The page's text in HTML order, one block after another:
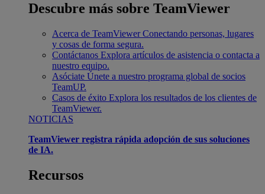
Descubre más sobre TeamViewer
Acerca de TeamViewer Conectando personas, lugares
y cosas de forma segura.
Contáctanos Explora artículos de asistencia o contacta a
nuestro equipo.
Asóciate Únete a nuestro programa global de socios
TeamUP.
Casos de éxito Explora los resultados de los clientes de
TeamViewer.
NOTICIAS
TeamViewer registra rápida adopción de sus soluciones
de IA.
Recursos